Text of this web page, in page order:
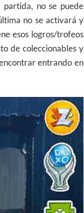
partida, no se puede
no se activará y
esos logros/trofeos
de coleccionables y
entrando en